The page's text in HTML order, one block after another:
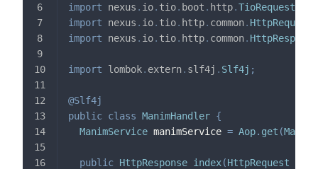
import
nexus . io. tio. boot . http.
import
nexus . io. tio. http. common. HttpRequest
import
nexus . io. tio. http. common. HttpResponse
import lombok. extern. slf4j . Slf4j ;
@Slf4j
public class ManimHandler {
ManimService manimService = Aop. get (
public HttpResponse index(HttpRequest